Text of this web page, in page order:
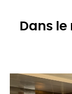
Dans